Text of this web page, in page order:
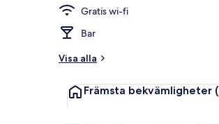
Gratis wi-fi
Bar
Visa alla
Främsta bekvämligheter